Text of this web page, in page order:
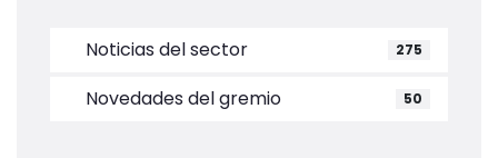
Noticias del sector 275
Novedades del gremio 50